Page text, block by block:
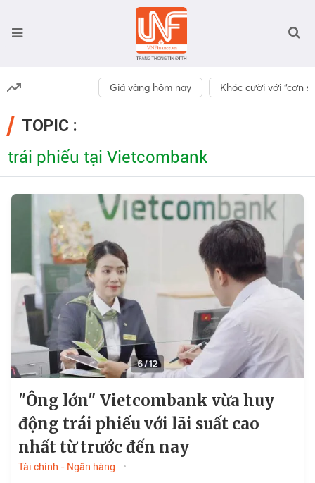
Giá vàng hôm nay Khóc cười với “cơn
TOPIC :
trái phiếu tại Vietcombank
"Ông lớn" Vietcombank vừa huy
động trái phiếu với lãi suất cao
nhất từ trước đến nay
Tài chính - Ngân hàng